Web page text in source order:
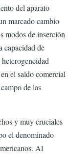
del aparato
marcado cambio
modos de inserción
capacidad de
el saldo comercial
de las
y muy cruciales
el denominado
Al